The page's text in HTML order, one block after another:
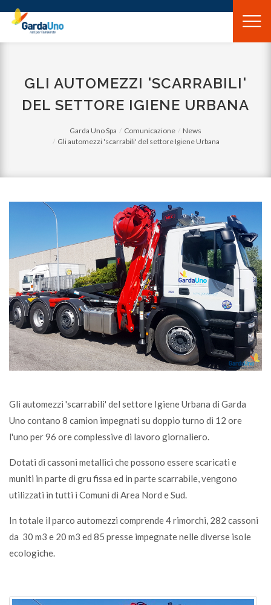
Gardauno
Spa
GLI AUTOMEZZI 'SCARRABILI'
DEL SETTORE IGIENE URBANA
Garda Uno Spa Comunicazione
News
Gli automezzi 'scarrabili' del settore Igiene Urbana
Gli automezzi 'scarrabili' del settore Igiene Urbana di Garda
Uno contano 8 camion impegnati su doppio turno di 12 ore
l'uno per 96 ore complessive di lavoro giornaliero.
Dotati di cassoni metallici che possono essere scaricati e
muniti in parte di gru fissa ed in parte scarrabile, vengono
utilizzati in tutti i Comuni di Area Nord e Sud.
In totale il parco automezzi comprende 4 rimorchi, 282 cassoni
da 30 m3 e 20 m3 ed 85 presse impegnate nelle diverse isole
ecologiche.